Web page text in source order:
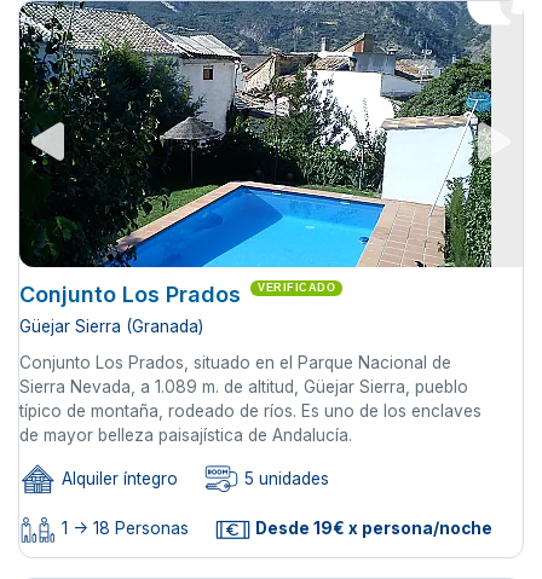
Conjunto Los Prados VERIFICADO
Güejar Sierra (Granada)
Conjunto Los Prados, situado en el Parque Nacional de
Sierra Nevada, a 1.089 m. de altitud, Güejar Sierra, pueblo
típico de montaña, rodeado de ríos. Es uno de los enclaves
de mayor belleza paisajística de Andalucía.
Alquiler íntegro 5 unidades
1 -> 18 Personas Desde 19€ x persona/noche